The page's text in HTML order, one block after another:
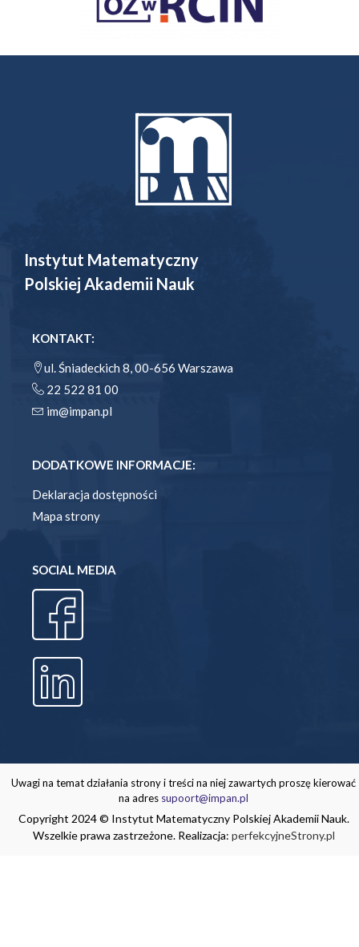
Instytut Matematyczny
Polskiej Akademii Nauk
KONTAKT:
ul. Śniadeckich 8, 00-656 Warszawa
22 522 81 00
im@impan.pl
DODATKOWE INFORMACJE:
Deklaracja dostępności
Mapa strony
SOCIAL MEDIA
Uwagi na temat działania strony i treści na niej zawartych proszę kierować
na adres supoort@impan.pl
Copyright 2024 © Instytut Matematyczny Polskiej Akademii Nauk.
Wszelkie prawa zastrzeżone. Realizacja: perfekcyjneStrony.pl